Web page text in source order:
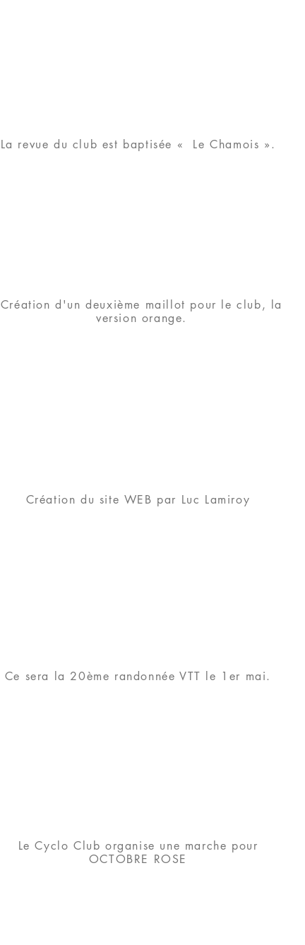
La revue du club est baptisée « Le Chamois ».
Création d'un deuxième maillot pour le club, la
version orange.
Création du site WEB par Luc Lamiroy
Ce sera la 20ème randonnée VTT le 1er mai.
Le Cyclo Club organise une marche pour
OCTOBRE ROSE